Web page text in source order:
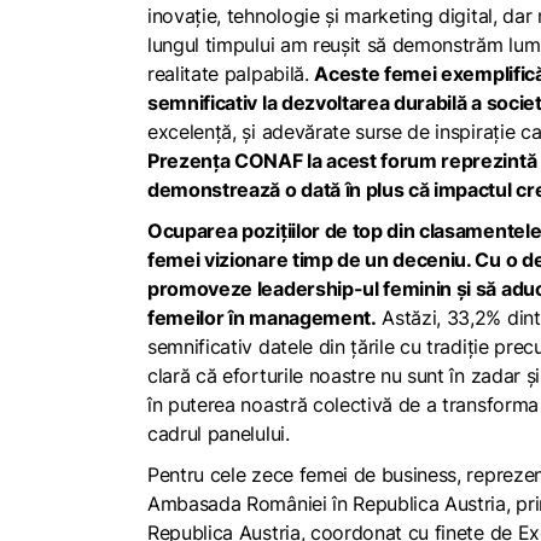
inovație, tehnologie și marketing digital,
lungul timpului am reușit să demonstrăm
realitate palpabilă.Aceste femei
semnificativ la dezvoltarea durabilă a
excelență, și adevărate surse de inspirație
Prezența CONAF la acest forum
demonstrează o dată în plus că impactul
Ocuparea pozițiilor de top din
femei vizionare timp de un deceniu. Cu o
promoveze leadership-ul feminin și să
femeilor în management. Astăzi, 33,2%
semnificativ datele din țările cu tradiție
clară că eforturile noastre nu sunt în zadar
în puterea noastră colectivă de a
cadrul panelului.
Pentru cele zece femei de business,
Ambasada României în Republica Austria,
Republica Austria, coordonat cu finețe de